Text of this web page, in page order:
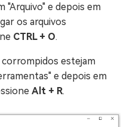
"Arquivo" e depois em
os arquivos
CTRL + O.
corrompidos estejam
e depois em
Alt + R.